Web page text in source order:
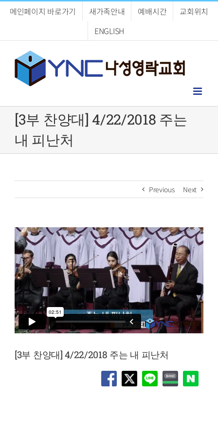
메인페이지 바로가기 새가족안내 예배시간
교회위치
ENGLISH
[3부 찬양대] 4/22/2018 주는
내 피난처
Previous Next
[3부 찬양대] 4/22/2018 주는 내 피난처